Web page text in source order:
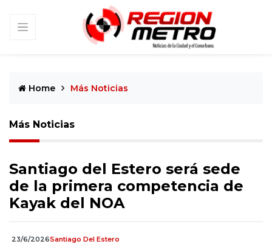
Home Más Noticias
Más Noticias
Santiago del Estero será sede
de la primera competencia de
Kayak del NOA
23/6/2026Santiago Del Estero